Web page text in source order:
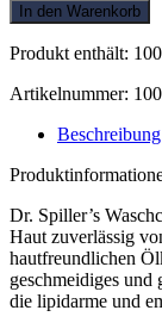
In den Warenkorb
Produkt enthält: 100
Artikelnummer:
Beschreibung
Dr. Spiller’s
Haut zuverlässig
hautfreundlichen
geschmeidiges
die lipidarme und